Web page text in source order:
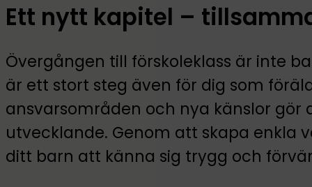
Ett nytt kapitel –
Övergången till förskoleklass är inte
är ett stort steg även för dig som
ansvarsområden och nya känslor gör
utvecklande. Genom att skapa enkla
ditt barn att känna sig trygg och